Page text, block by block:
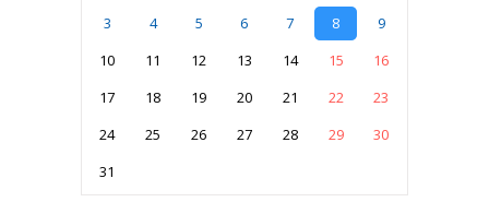
3
4 5 6 7 8
9
10
11 12 13 14 15
16
17
18 19 20 21 22
23
24
25 26 27 28 29
30
31